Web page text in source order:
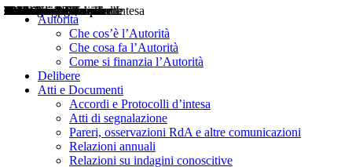
Autorità
Che cos’è l’Autorità
Che cosa fa l’Autorità
Come si finanzia l’Autorità
Delibere
Atti e Documenti
Accordi e Protocolli d’intesa
Atti di segnalazione
Pareri, osservazioni RdA e altre comunicazioni
Relazioni annuali
Relazioni su indagini conoscitive
Delibere
Pareri
Consultazioni
Audizioni
Atti di Segnalazione
Accordi e Protocolli d'Intesa
Relazioni annuali
Misure di regolazione
Notizie
Comunicati Stampa
Bollettini ART
Convegni ART
Interviste del Presidente
Articoli in primo piano
Interventi del Presidente
2004
2005
2010
2013
2014
2015
2016
2017
2018
2019
202
2020
2021
2022
2023
2024
2025
2026
Aereo
Marittimo
Terrestre